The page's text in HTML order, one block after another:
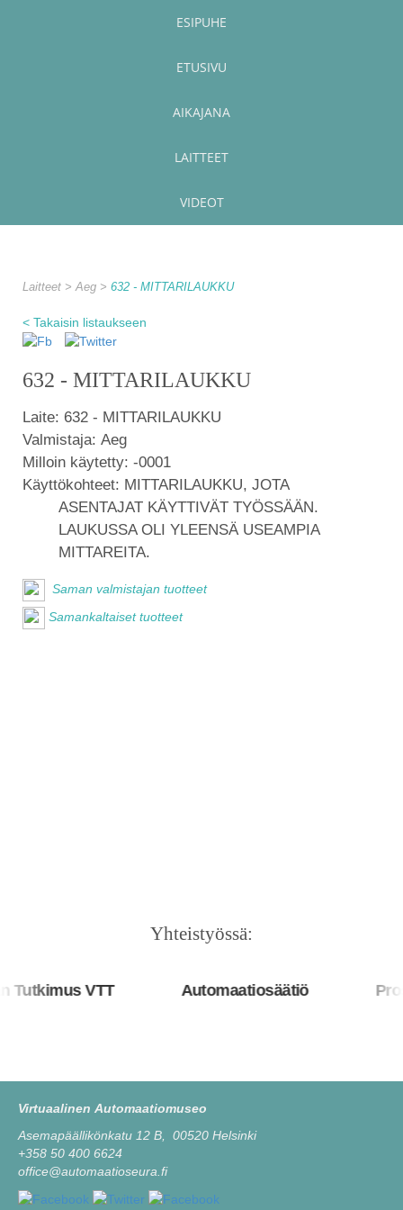
ESIPUHE
ETUSIVU
AIKAJANA
LAITTEET
VIDEOT
Laitteet Aeg 632 - MITTARILAUKKU
< Takaisin listaukseen
632 - MITTARILAUKKU
Laite: 632 - MITTARILAUKKU
Valmistaja: Aeg
Milloin käytetty: -0001
Käyttökohteet: MITTARILAUKKU, JOTA
ASENTAJAT KÄYTTIVÄT TYÖSSÄÄN.
LAUKUSSA OLI YLEENSÄ USEAMPIA
MITTAREITA.
Saman valmistajan tuotteet
Samankaltaiset tuotteet
Yhteistyössä:
VTT Automaatiosäätiö
Virtuaalinen Automaatiomuseo
Asemapäällikönkatu 12 B, 00520 Helsinki
+358 50 400 6624
office@automaatioseura.fi